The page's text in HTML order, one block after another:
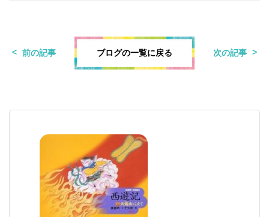
前の記事 ブログの一覧に戻る 次の記事